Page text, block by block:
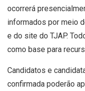
ocorrerá
informados por meio
e do site do TJAP.
como base para
Candidatos e
confirmada poderão